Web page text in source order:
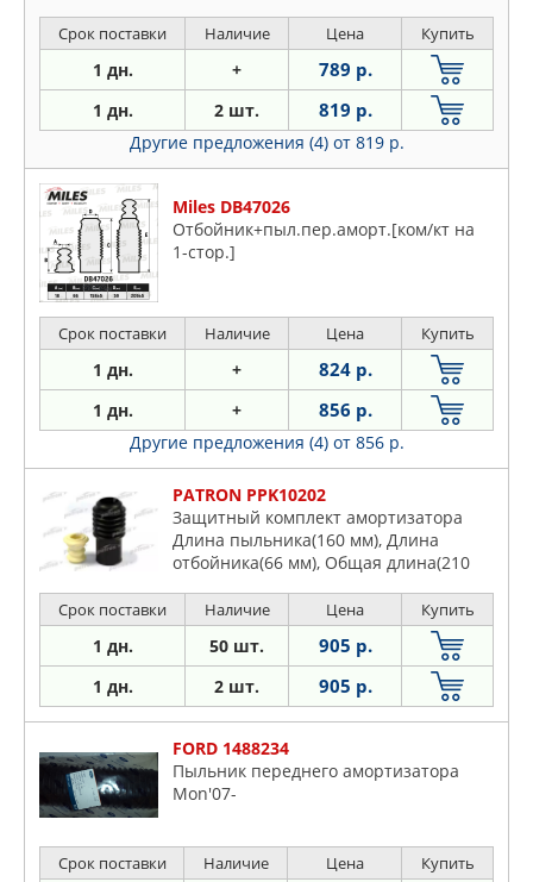
отбойника(19,5 мм), Диаметр штока
амортизатора (22,25 мм)
Срок поставки Наличие Цена Купить
1 дн. + 789 р.
1 дн. 2 шт. 819 р.
Другие предложения (4) от 819 р.
Miles DB47026
Отбойник+пыл.пер.аморт.[ком/кт на
1-стор.]
Срок поставки Наличие Цена Купить
1 дн. + 824 р.
1 дн. + 856 р.
Другие предложения (4) от 856 р.
PATRON PPK10202
Защитный комплект амортизатора
Длина пыльника(160 мм), Длина
отбойника(66 мм), Общая длина(210
Срок поставки Наличие Цена Купить
1 дн. 50 шт. 905 р.
1 дн. 2 шт. 905 р.
FORD 1488234
Пыльник переднего амортизатора
Mon'07-
Срок поставки Наличие Цена Купить